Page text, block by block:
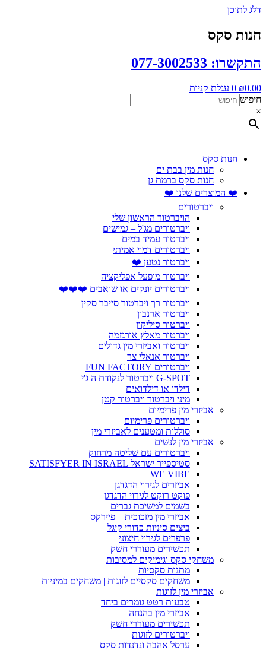
דלג לתוכן
חנות סקס
התקשרו: 077-3002533
₪0.00
0 עגלת קניות
חיפוש
×
חנות סקס
חנות מין בבת ים
חנות סקס ברמת גן
❤️ המוצרים שלנו ❤️
ויברטורים
הויברטור הראשון שלי
ויברטורים מג'ל – גמישים
ויברטור עמיד במים
ויברטורים דמוי אמיתי
ויברטור נטען ❤️
ויברטור מופעל אפליקציה
ויברטורים יונקים או שואבים ❤️❤️❤️
ויברטור רך ויברטור סייבר סקין
ויברטור ארנבון
ויברטור סיליקון
ויברטור מאלץ אורגזמה
ויברטור ואביזרי מין גדולים
ויברטור אנאלי צר
ויברטורים FUN FACTORY
G-SPOT ויברטור לנקודת ה ג'י
דילדו או דילדואים
מיני ויברטור ויברטור קטן
אביזרי מין פרימיום
ויברטורים פרימיום
סוללות ומטענים לאביזרי מין
אביזרי מין לנשים
ויברטורים עם שליטה מרחוק
סטיספייר ישראל SATISFYER IN ISRAEL
WE VIBE
אביזרים לגירוי הדגדגן
פוקט רוקט לגירוי הדגדגן
בשמים למשיכת גברים
אביזרי מין מזכוכית – פיירקס
ביצים סיניות כדורי קיגל
פרפרים לגירוי חיצוני
תכשירים מעוררי חשק
משחקי סקס וגימיקים למסיבות
מתנות סקסיות
משחקים סקסיים לזוגות | משחקים במיניות
אביזרי מין לזוגות
טבעות רטט גומרים ביחד
אביזרי מין בהנחה
תכשירים מעוררי חשק
ויברטורים לזוגות
ערסל אהבה ונדנדות סקס